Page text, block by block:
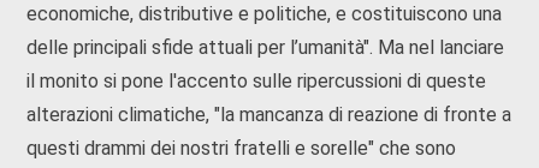
economiche, distributive e politiche, e costituiscono una
delle principali sfide attuali per l’umanità". Ma nel lanciare
il monito si pone l'accento sulle ripercussioni di queste
alterazioni climatiche, "la mancanza di reazione di fronte a
questi drammi dei nostri fratelli e sorelle" che sono